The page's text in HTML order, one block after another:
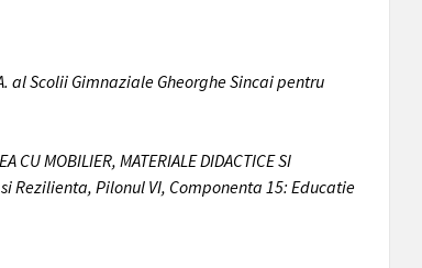
al Scolii Gimnaziale Gheorghe Sincai pentru
MOBILIER, MATERIALE DIDACTICE SI
si Rezilienta, Pilonul VI, Componenta 15: Educatie